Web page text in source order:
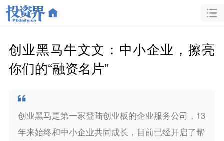
创业黑马牛文文：中小企业，擦亮
你们的“融资名片”
创业黑马是第一家登陆创业板的企业服务公司，13
年来始终和中小企业共同成长，目前已经开启了帮